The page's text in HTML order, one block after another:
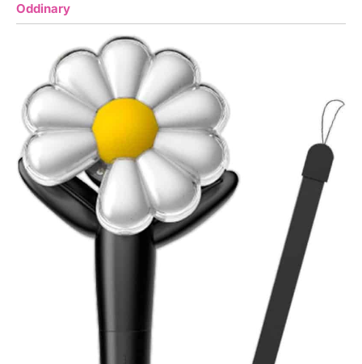
Oddinary